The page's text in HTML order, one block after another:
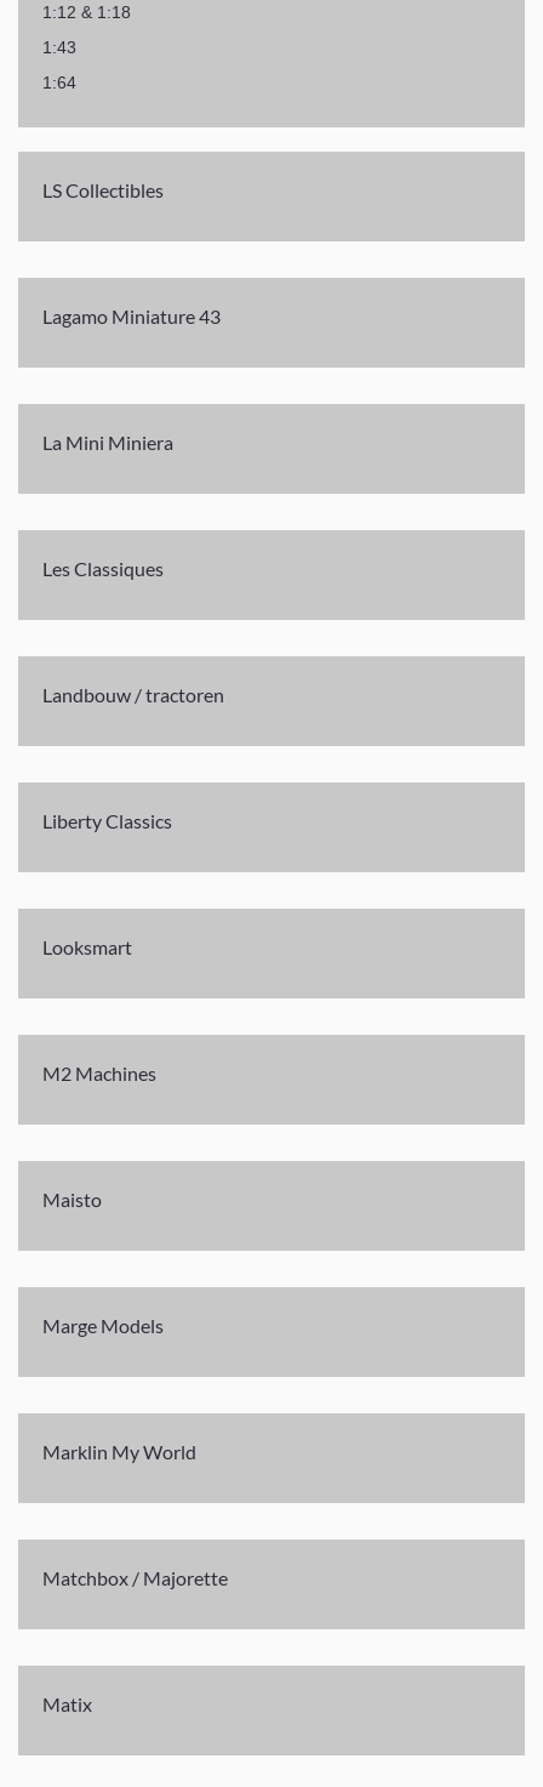
1:12 & 1:18
1:43
1:64
LS Collectibles
Lagamo Miniature 43
La Mini Miniera
Les Classiques
Landbouw / tractoren
Liberty Classics
Looksmart
M2 Machines
Maisto
Marge Models
Marklin My World
Matchbox / Majorette
Matix